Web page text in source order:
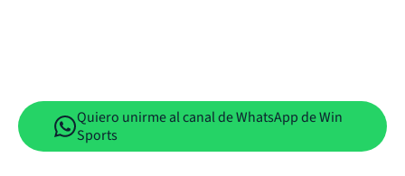
Quiero unirme al canal de WhatsApp de Win
Sports